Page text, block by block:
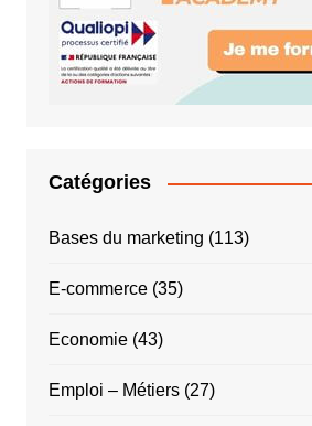
Catégories
Bases du marketing (113)
E-commerce(35)
Economie(43)
Emploi – Métiers(27)